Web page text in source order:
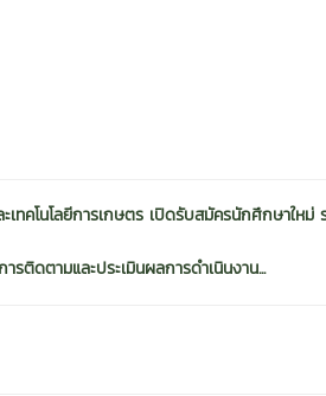
เทคโนโลยีการเกษตร เปิดรับสมัครนักศึกษาให
รติดตามและประเมินผลการดำเนินงาน...